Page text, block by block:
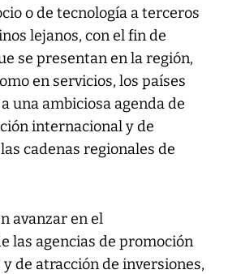
o de tecnología a terceros
lejanos, con el fin de
se presentan en la región,
en servicios, los países
una ambiciosa agenda de
internacional y de
cadenas regionales de
avanzar en el
las agencias de promoción
de atracción de inversiones,